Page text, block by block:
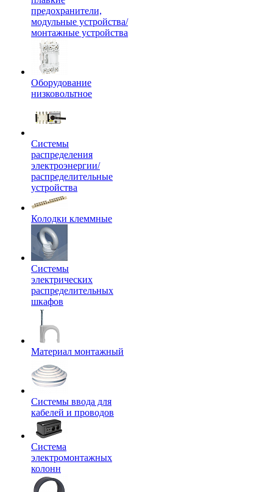
предохранители,
модульные устройства/
монтажные устройства
Оборудование
низковольтное
Системы
распределения
электроэнергии/
распределительные
устройства
Колодки клеммные
Системы
электрических
распределительных
шкафов
Материал монтажный
Системы ввода для
кабелей и проводов
Система
электромонтажных
колонн